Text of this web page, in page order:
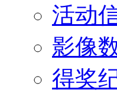
活动
影像
得奖